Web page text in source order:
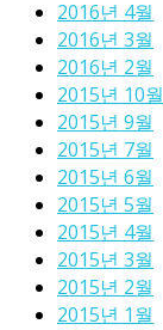
2016년 4월
2016년 3월
2016년 2월
2015년 10월
2015년 9월
2015년 7월
2015년 6월
2015년 5월
2015년 4월
2015년 3월
2015년 2월
2015년 1월